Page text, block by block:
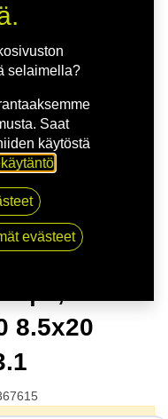
E45 C73,1 60
8.5x20
selaimella?
Saat
käytöstä
evästeet